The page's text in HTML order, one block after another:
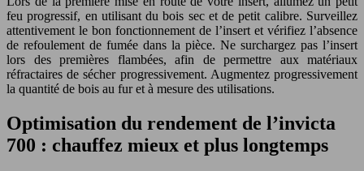
feu progressif, en utilisant du bois sec et de petit calibre. Surveillez
attentivement le bon fonctionnement de l’insert et vérifiez l’absence
de refoulement de fumée dans la pièce. Ne surchargez pas l’insert
lors des premières flambées, afin de permettre aux matériaux
réfractaires de sécher progressivement. Augmentez progressivement
la quantité de bois au fur et à mesure des utilisations.
Optimisation du rendement de l’invicta
700 : chauffez mieux et plus longtemps